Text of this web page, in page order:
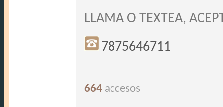
LLAMA O TEXTEA,
7875646711
664 accesos